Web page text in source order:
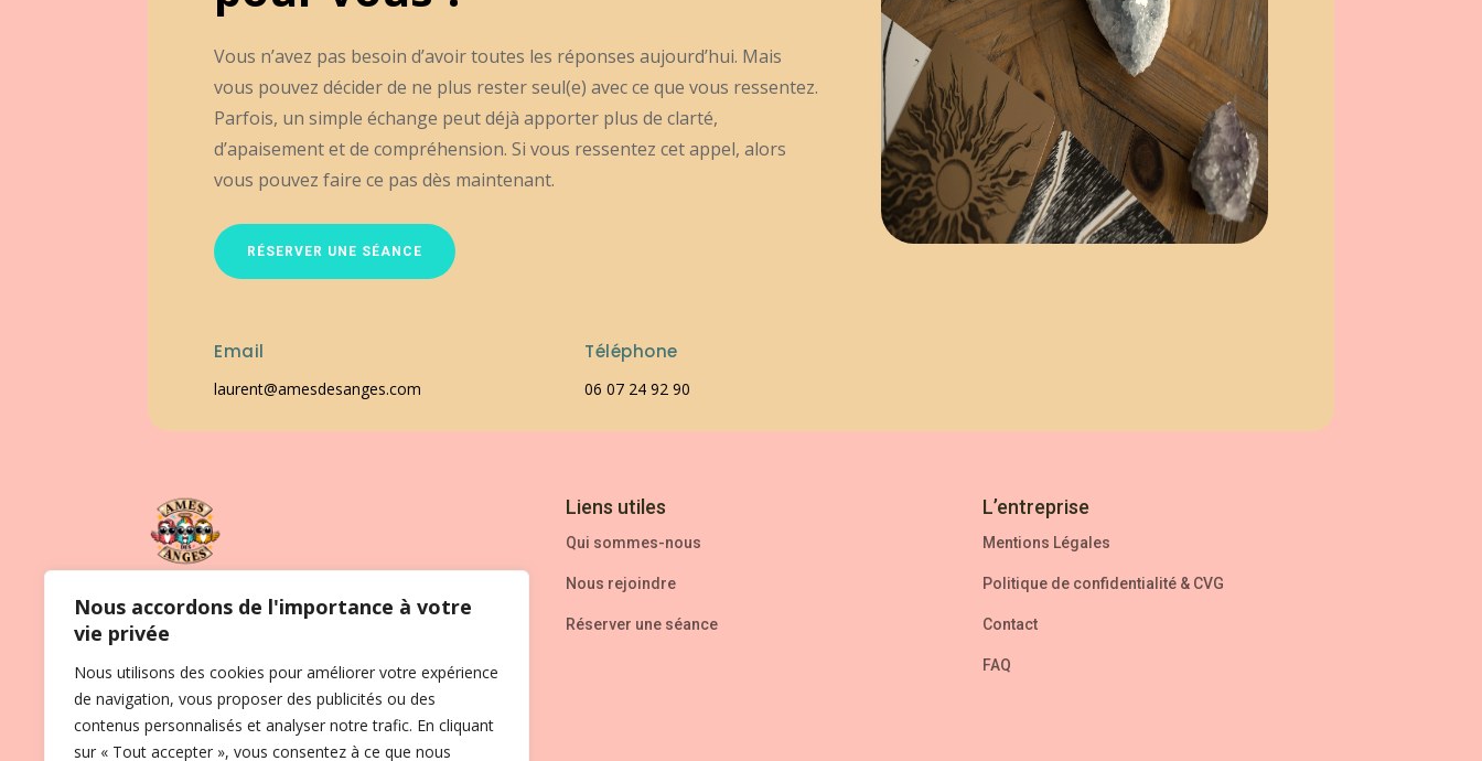
Nous accordons de l'importance à votre
vie privée
Nous utilisons des cookies pour améliorer votre expérience
de navigation, vous proposer des publicités ou des
contenus personnalisés et analyser notre trafic. En cliquant
sur « Tout accepter », vous consentez à ce que nous
Vous n’avez pas besoin d’avoir toutes les réponses aujourd’hui. Mais
vous pouvez décider de ne plus rester seul(e) avec ce que vous ressentez.
Parfois, un simple échange peut déjà apporter plus de clarté,
d’apaisement et de compréhension. Si vous ressentez cet appel, alors
vous pouvez faire ce pas dès maintenant.
RÉSERVER UNE SÉANCE
Email
laurent@amesdesanges.com
Téléphone
06 07 24 92 90
Laissez-vous guider par mon intuition et mon
dans votre vie. Prenez rendez-vous dès
aujourd’hui directement avec moi et
avançons ensemble sur votre chemin.
Liens utiles
Qui sommes-nous
Nous rejoindre
Réserver une séance
L’entreprise
Mentions Légales
Politique de confidentialité& CVG
Contact
FAQ